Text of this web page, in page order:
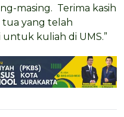
masing. Terima kasih
tua yang telah
kuliah di UMS.”